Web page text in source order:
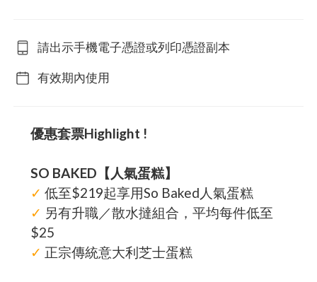
請出示手機電子憑證或列印憑證副本
有效期內使用
優惠套票Highlight !
SO BAKED【人氣蛋糕】
✓ 低至$219起享用So Baked人氣蛋糕
✓ 另有升職／散水撻組合，平均每件低至
$25
✓ 正宗傳統意大利芝士蛋糕